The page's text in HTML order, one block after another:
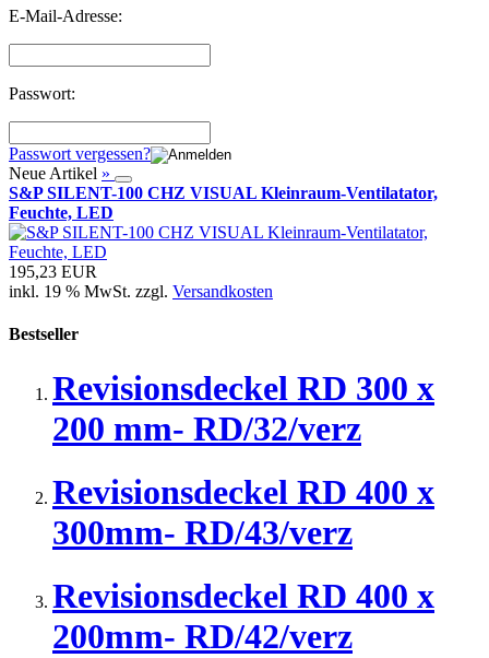
E-Mail-Adresse:
Passwort:
Passwort vergessen?
Neue Artikel »
S&P SILENT-100 CHZ VISUAL Kleinraum-Ventilatator,
Feuchte, LED
195,23 EUR
inkl. 19 % MwSt. zzgl. Versandkosten
Bestseller
Revisionsdeckel RD 300 x
200 mm- RD/32/verz
Revisionsdeckel RD 400 x
300mm- RD/43/verz
Revisionsdeckel RD 400 x
200mm- RD/42/verz